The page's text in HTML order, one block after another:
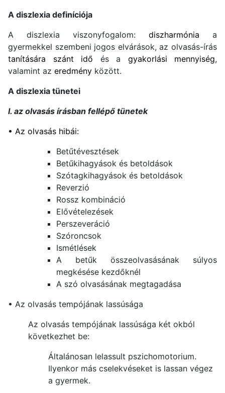
A diszlexia definíciója
A diszlexia viszonyfogalom: diszharmónia a
gyermekkel szembeni jogos elvárások, az olvasás-írás
tanítására szánt idő és a gyakorlási mennyiség,
valamint az eredmény között.
A diszlexia tünetei
I. az olvasás írásban fellépő tünetek
• Az olvasás hibái:
Betűtévesztések
Betűkihagyások és betoldások
Szótagkihagyások és betoldások
Reverzió
Rossz kombináció
Elővételezések
Perszeveráció
Szóroncsok
Ismétlések
A betűk összeolvasásának súlyos
megkésése kezdőknél
A szó olvasásának megtagadása
• Az olvasás tempójának lassúsága
Az olvasás tempójának lassúsága két okból
következhet be:
Általánosan lelassult pszichomotorium.
Ilyenkor más cselekvéseket is lassan végez
a gyermek.